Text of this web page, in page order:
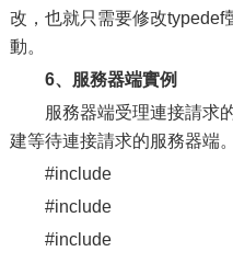
改，也就只需要修改typedef
動。
6、服務器端實例
服務器端受理連接請求
建等待連接請求的服務器端。
#include
#include
#include